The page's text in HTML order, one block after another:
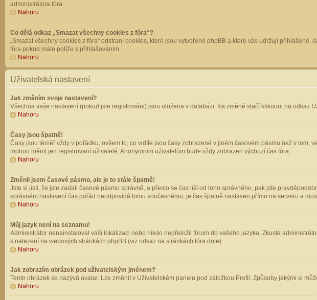
administrátora fóra.
Nahoru
Co dělá odkaz „Smazat všechny cookies z fóra“?
„Smazat všechny cookies z fóra“ odstraní cookies, které jsou vytvořené phpBB a které vás udržují
fóra pokud máte potíže s přihlašováním.
Nahoru
Uživatelská nastavení
Jak změním svoje nastavení?
Všechna vaše nastavení (pokud jste registrováni) jsou uložena v databázi. Ke změně stačí kliknout na odkaz
Nahoru
Časy jsou špatně!
Časy jsou téměř vždy v pořádku, ovšem to, co vidíte jsou časy zobrazené v jiném časovém pásmu než v
mohou měnit jen registrovaní uživatelé. Anonymním uživatelům bude vždy zobrazen výchozí čas fóra.
Nahoru
Změnil jsem časové pásmo, ale je to stále špatně!
Jste si jisti, že jste zadali časové pásmo správně, a přesto se čas liší od toho správného, pak jste
správném nastavení čas pořád neodpovídá tomu současnému, je čas špatně nastaven přímo na serveru a
Nahoru
Můj jazyk není na seznamu!
Administrátor nenainstaloval vaši lokalizaci nebo nikdo nepřeložil fórum do vašeho jazyka. Zkuste
k nalezení na webových stránkách phpBB (viz odkaz na stránkách fóra dole).
Nahoru
Jak zobrazím obrázek pod uživatelským jménem?
Tento obrázek se nazývá avatar. Lze změnit v Uživatelském panelu pod záložkou Profil. Způsoby jakými si
Nahoru